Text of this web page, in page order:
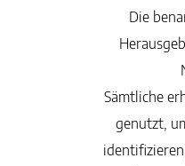
Die
Sämtliche
genutzt,